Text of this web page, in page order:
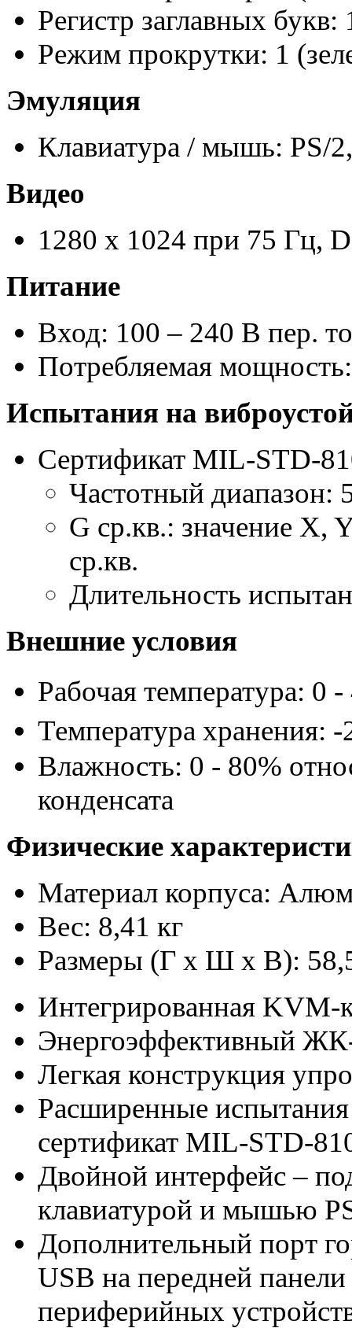
Регистр заглавных
Режим прокрутки: 1
Эмуляция
Клавиатура / мышь: PS/
Видео
1280 x 1024 при 75 Гц,
Питание
Вход: 100 – 240 В пер.
Потребляемая
Испытания на
Сертификат MIL-STD-
Частотный диапазон:
G ср.кв.: значение X,
ср.кв.
Длительность
Внешние условия
Рабочая температура: 0
Температура хранения:
Влажность: 0 - 80%
конденсата
Физические
Материал корпуса:
Вес: 8,41 кг
Размеры (Г x Ш x В):
Интегрированная
Энергоэффективный
Легкая конструкция
Расширенные
сертификат MIL-STD-
Двойной интерфейс –
клавиатурой и мышью
Дополнительный порт
USB на передней
периферийных